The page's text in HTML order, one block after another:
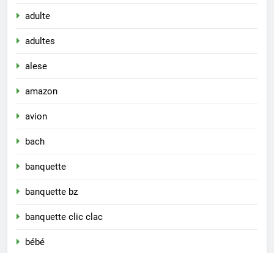
adulte
adultes
alese
amazon
avion
bach
banquette
banquette bz
banquette clic clac
bébé